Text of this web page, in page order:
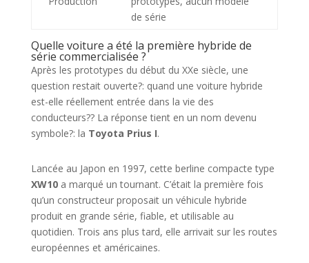
de série
Quelle voiture a été la première hybride de
série commercialisée ?
Après les prototypes du début du XXe siècle, une
question restait ouverte?: quand une voiture hybride
est-elle réellement entrée dans la vie des
conducteurs?? La réponse tient en un nom devenu
symbole?: la Toyota Prius I.
Lancée au Japon en 1997, cette berline compacte type
XW10a marqué un tournant. C’était la première fois
qu’un constructeur proposait un véhicule hybride
produit en grande série, fiable, et utilisable au
quotidien. Trois ans plus tard, elle arrivait sur les routes
européennes et américaines.